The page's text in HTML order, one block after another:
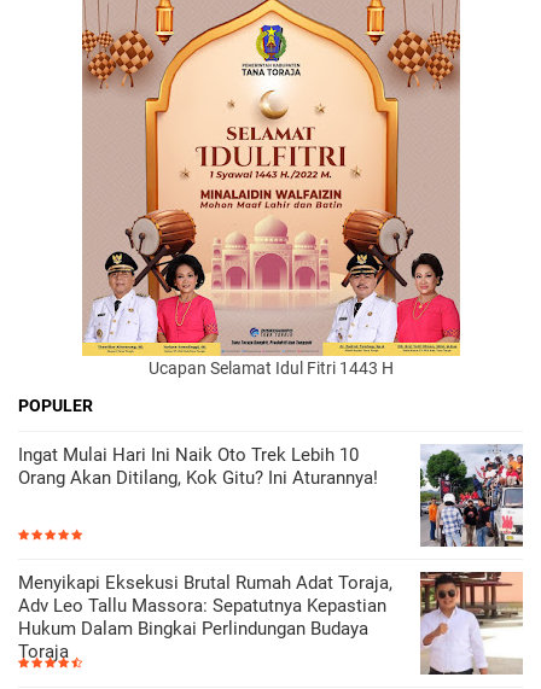
Ucapan Selamat Idul Fitri 1443 H
POPULER
Ingat Mulai Hari Ini Naik Oto Trek Lebih 10
Orang Akan Ditilang, Kok Gitu? Ini Aturannya!
Menyikapi Eksekusi Brutal Rumah Adat Toraja,
Adv Leo Tallu Massora: Sepatutnya Kepastian
Hukum Dalam Bingkai Perlindungan Budaya
Toraja